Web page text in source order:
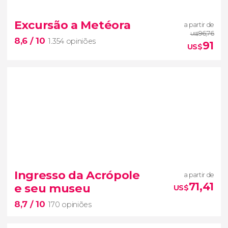
508 opiniões
Atenas,
Excursão a Metéora
8,6 / 10 1.354 opiniões
a partir de
US$96,76
US$91
1.354 opiniões
faces íngremes de rocha
mosteiros
de Meteora
excursão saindo de Atenas.
Ingresso da Acrópole
e seu museu
8,7 / 10 170 opiniões
a partir de
US$71,41